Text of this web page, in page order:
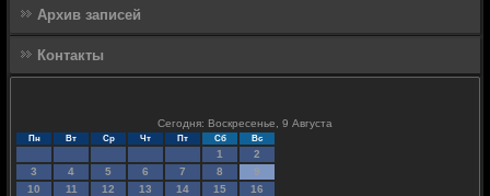
Архив записей
Контакты
Сегодня: Воскресенье, 9 Августа
Пн Вт Ср Чт Пт Сб Вс
1
2
3
4 5 6 7 8
9
10
11 12 13 14 15
16